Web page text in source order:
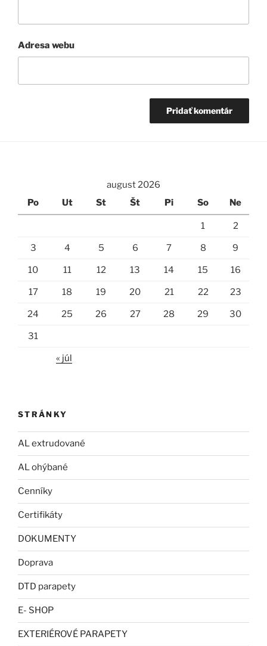
Adresa webu
august 2026
Po
Ut St Št Pi So Ne
1 2
3 4 5 6 7 8 9
10 11 12 13 14 15 16
17 18 19 20 21 22 23
24 25 26 27 28 29 30
31
« júl
STRÁNKY
AL extrudované
AL ohýbané
Cenníky
Certifikáty
DOKUMENTY
Doprava
DTD parapety
E- SHOP
EXTERIÉROVÉ PARAPETY